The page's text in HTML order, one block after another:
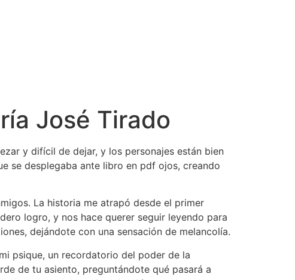
José Tirado
y difícil de dejar, y los personajes están bien
se desplegaba ante libro en pdf ojos, creando
La historia me atrapó desde el primer
logro, y nos hace querer seguir leyendo para
dejándote con una sensación de melancolía.
psique, un recordatorio del poder de la
de tu asiento, preguntándote qué pasará a